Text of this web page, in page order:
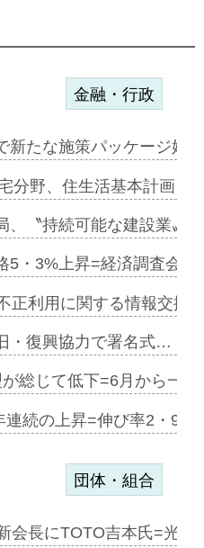
金融・行政
新たな施策パッケージ始
分野、住生活基本計画を
、〝持続可能な建設業〟
5・3%上昇=経済調査会
正利用に関する情報交換
・復興協力で署名式…
総じて低下=6月から一
連続の上昇=伸び率2・
団体・組合
会長にTOTO吉本氏=光